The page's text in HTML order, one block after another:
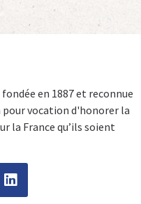
en 1887 et reconnue
pour vocation d'honorer la
la France qu’ils soient